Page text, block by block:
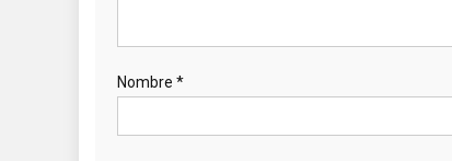
Nombre *